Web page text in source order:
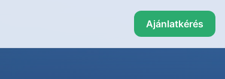
Ajánlatkérés